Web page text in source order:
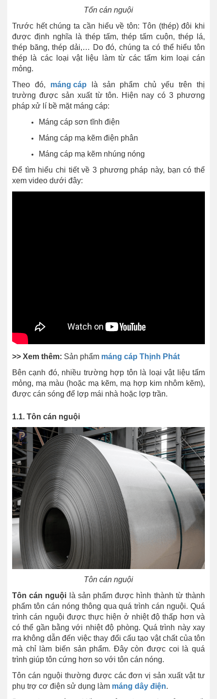
Tốn cán nguội
Trước hết chúng ta cần hiểu về tôn: Tôn (thép) đôi khi
được định nghĩa là thép tấm, thép tấm cuộn, thép lá,
thép băng, thép dải,… Do đó, chúng ta có thể hiểu tôn
thép là các loại vật liệu làm từ các tấm kim loại cán
mỏng.
Theo đó, máng cáp là sản phẩm chủ yếu trên thị
trường được sản xuất từ tôn. Hiện nay có 3 phương
pháp xử lí bề mặt máng cáp:
Máng cáp sơn tĩnh điện
Máng cáp mạ kẽm điện phân
Máng cáp mạ kẽm nhúng nóng
Để tìm hiểu chi tiết về 3 phương pháp này, bạn có thể
xem video dưới đây:
>> Xem thêm: Sản phẩm máng cáp Thịnh Phát
Bên cạnh đó, nhiều trường hợp tôn là loại vật liệu tấm
mỏng, mạ màu (hoặc mạ kẽm, mạ hợp kim nhôm kẽm),
được cán sóng để lợp mái nhà hoặc lợp trần.
1.1. Tôn cán nguội
Tôn cán nguội
Tôn cán nguội là sản phẩm được hình thành từ thành
phẩm tôn cán nóng thông qua quá trình cán nguội. Quá
trình cán nguội được thực hiện ở nhiệt độ thấp hơn và
có thể gần bằng với nhiệt độ phòng. Quá trình này xay
rra không dẫn đến việc thay đổi cấu tạo vật chất của tôn
mà chỉ làm biến sản phẩm. Đây còn được coi là quá
trình giúp tôn cứng hơn so với tôn cán nóng.
Tôn cán nguội thường được các đơn vị sản xuất vật tư
phụ trợ cơ điện sử dụng làm máng dây điện.